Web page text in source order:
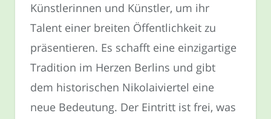
Künstlerinnen und Künstler, um ihr
Talent einer breiten Öffentlichkeit zu
präsentieren. Es schafft eine einzigartige
Tradition im Herzen Berlins und gibt
dem historischen Nikolaiviertel eine
neue Bedeutung. Der Eintritt ist frei, was